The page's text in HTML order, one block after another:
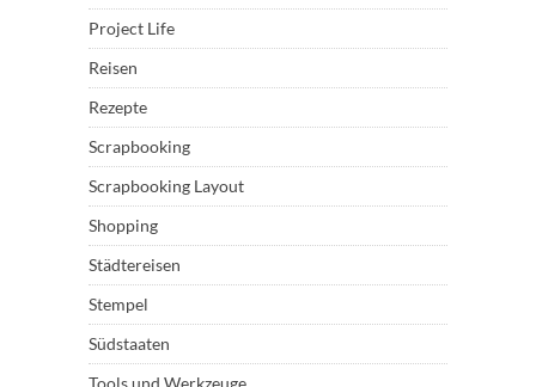
Project Life
Reisen
Rezepte
Scrapbooking
Scrapbooking Layout
Shopping
Städtereisen
Stempel
Südstaaten
Tools und Werkzeuge